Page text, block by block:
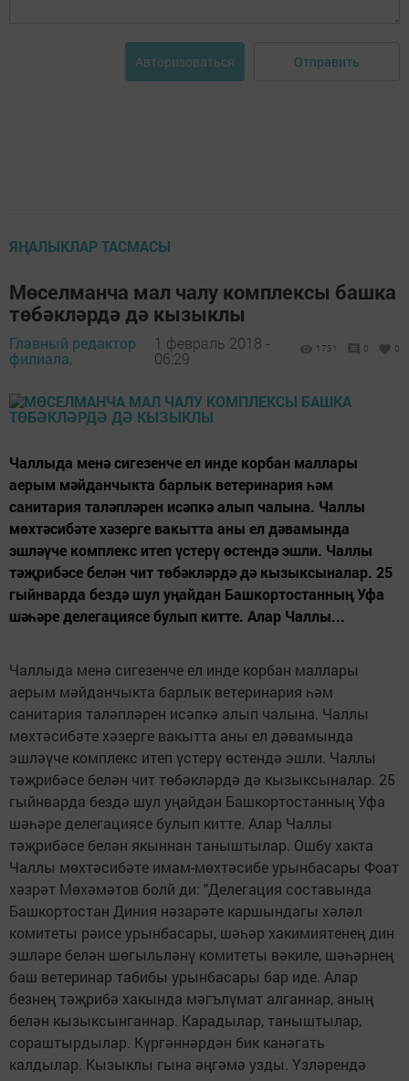
Авторизоваться Отправить
ЯҢАЛЫКЛАР ТАСМАСЫ
Мөселманча мал чалу комплексы башка
төбәкләрдә дә кызыклы
Главный редактор
филиала,
1 февраль 2018 -
06:29
1731 0 0
Чаллыда менә сигезенче ел инде корбан маллары
аерым мәйданчыкта барлык ветеринария һәм
санитария таләпләрен исәпкә алып чалына. Чаллы
мөхтәсибәте хәзерге вакытта аны ел дәвамында
эшләүче комплекс итеп үстерү өстендә эшли. Чаллы
тәҗрибәсе белән чит төбәкләрдә дә кызыксыналар. 25
гыйнварда бездә шул уңайдан Башкортостанның Уфа
шәһәре делегациясе булып китте. Алар Чаллы...
Чаллыда менә сигезенче ел инде корбан маллары
аерым мәйданчыкта барлык ветеринария һәм
санитария таләпләрен исәпкә алып чалына. Чаллы
мөхтәсибәте хәзерге вакытта аны ел дәвамында
эшләүче комплекс итеп үстерү өстендә эшли. Чаллы
тәҗрибәсе белән чит төбәкләрдә дә кызыксыналар. 25
гыйнварда бездә шул уңайдан Башкортостанның Уфа
шәһәре делегациясе булып китте. Алар Чаллы
тәҗрибәсе белән якыннан таныштылар. Ошбу хакта
Чаллы мөхтәсибәте имам-мөхтәсибе урынбасары Фоат
хәзрәт Мөхәмәтов болй ди: "Делегация составында
Башкортостан Диния нәзарәте каршындагы хәләл
комитеты рәисе урынбасары, шәһәр хакимиятенең дин
эшләре белән шөгыльләнү комитеты вәкиле, шәһәрнең
баш ветеринар табибы урынбасары бар иде. Алар
безнең тәҗрибә хакында мәгълүмат алганнар, аның
белән кызыксынганнар. Карадылар, таныштылар,
сораштырдылар. Күргәннәрдән бик канәгать
калдылар. Кызыклы гына әңгәмә узды. Үзләрендә